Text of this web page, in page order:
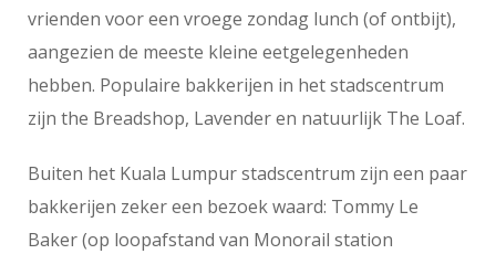
vrienden voor een vroege zondag lunch (of ontbijt),
aangezien de meeste kleine eetgelegenheden
hebben. Populaire bakkerijen in het stadscentrum
zijn the Breadshop, Lavender en natuurlijk The Loaf.
Buiten het Kuala Lumpur stadscentrum zijn een paar
bakkerijen zeker een bezoek waard: Tommy Le
Baker (op loopafstand van Monorail station